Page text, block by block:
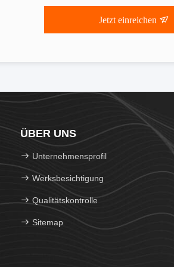
Jetzt einreichen
ÜBER UNS
Unternehmensprofil
Werksbesichtigung
Qualitätskontrolle
Sitemap